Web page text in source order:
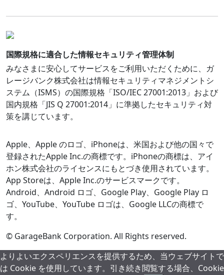
国際規格に適合した情報セキュリティ管理体制
みなさまに安心してサービスをご利用いただくために、ガ
レージバンク株式会社は情報セキュリティマネジメントシ
ステム（ISMS）の国際規格「ISO/IEC 27001:2013」および
国内規格「JIS Q 27001:2014」に準拠したセキュリティ対
策を講じています。
Apple、Apple のロゴ、iPhoneは、米国および他の国々で
登録されたApple Inc.の商標です。iPhoneの商標は、アイ
ホン株式会社のライセンスにもとづき使用されています。
App Storeは、Apple Inc.のサービスマークです。
Android、Android ロゴ、Google Play、Google Play ロ
ゴ、YouTube、YouTube ロゴは、Google LLCの商標で
す。
© GarageBank Corporation. All Rights reserved.
よりよいエクスペリエンスを提供するため、当ウェブサイトで
は Cookie を使用しています。引き続き閲覧する場合、Cookie